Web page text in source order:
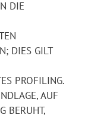
DIE
DIES GILT
PROFILING.
AUF
BERUHT,